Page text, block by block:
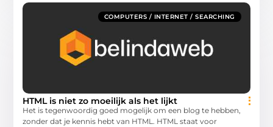
COMPUTERS / INTERNET / SEARCHING
HTML is niet zo moeilijk als het lijkt
Het is tegenwoordig goed mogelijk om een blog te hebben,
zonder dat je kennis hebt van HTML. HTML staat voor